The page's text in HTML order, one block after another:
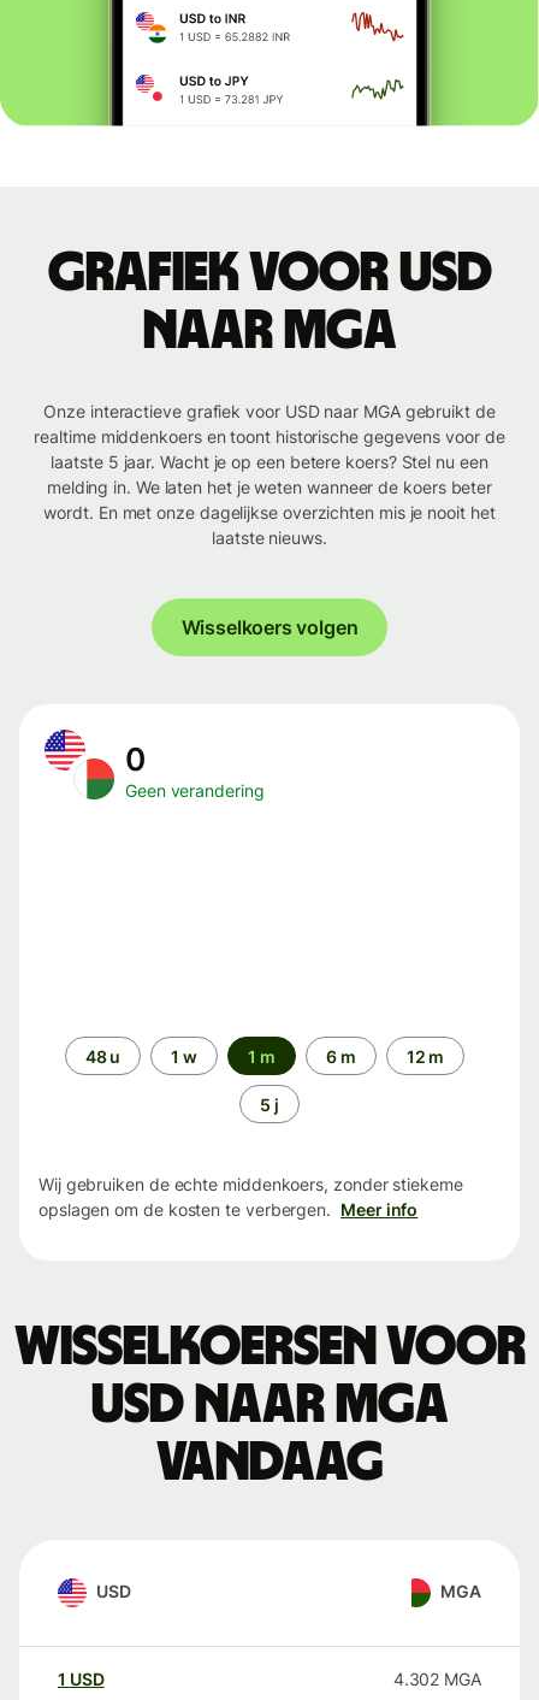
Grafiek voor USD
naar MGA
Onze interactieve grafiek voor USD naar MGA gebruikt de
realtime middenkoers en toont historische gegevens voor de
laatste 5 jaar. Wacht je op een betere koers? Stel nu een
melding in. We laten het je weten wanneer de koers beter
wordt. En met onze dagelijkse overzichten mis je nooit het
laatste nieuws.
Wisselkoers volgen
0
Geen verandering
Periode48 u 1 w 1 m 6 m 12 m
5 j
Wij gebruiken de echte middenkoers, zonder stiekeme
opslagen om de kosten te verbergen. Meer info
Wisselkoersen voor
USD naar MGA
vandaag
USD MGA
1 USD 4.302 MGA